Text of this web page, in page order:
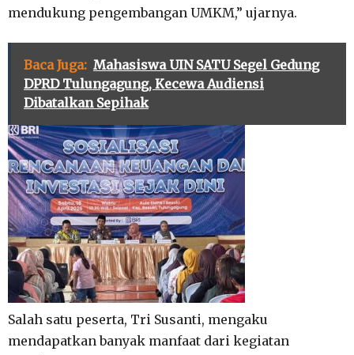
mendukung pengembangan UMKM,” ujarnya.
Baca Juga: Mahasiswa UIN SATU Segel Gedung
DPRD Tulungagung, Kecewa Audiensi
Dibatalkan Sepihak
Salah satu peserta, Tri Susanti, mengaku
mendapatkan banyak manfaat dari kegiatan